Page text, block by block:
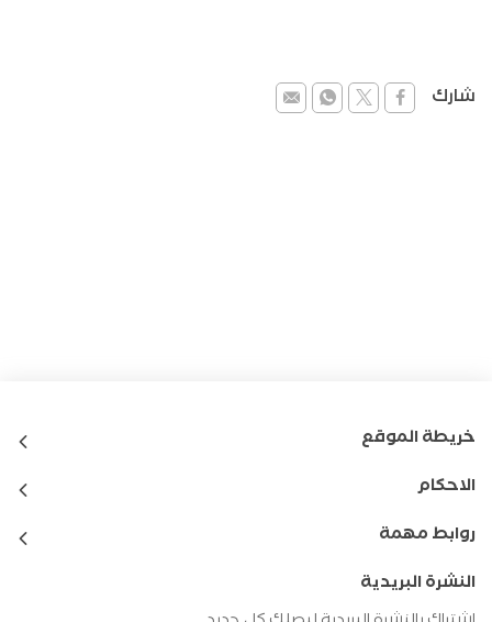
شارك
خريطة الموقع
الاحكام
روابط مهمة
النشرة البريدية